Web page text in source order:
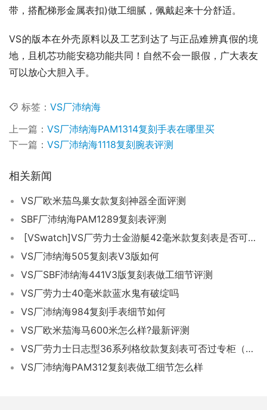
带，搭配梯形金属表扣)做工细腻，佩戴起来十分舒适。
VS的版本在外壳原料以及工艺到达了与正品难辨真假的境
地，且机芯功能安稳功能共同！自然不会一眼假，广大表友
可以放心大胆入手。
标签： VS厂沛纳海
上一篇： VS厂沛纳海PAM1314复刻手表在哪里买
下一篇： VS厂沛纳海1118复刻腕表评测
相关新闻
VS厂欧米茄鸟巢女款复刻神器全面评测
SBF厂沛纳海PAM1289复刻表评测
[VSwatch]VS厂劳力士金游艇42毫米款复刻表是否可以过专柜
VS厂沛纳海505复刻表V3版如何
VS厂SBF沛纳海441V3版复刻表做工细节评测
VS厂劳力士40毫米款蓝水鬼有破绽吗
VS厂沛纳海984复刻手表细节如何
VS厂欧米茄海马600米怎么样?最新评测
VS厂劳力士日志型36系列格纹款复刻表可否过专柜（VS日志怎么样）
VS厂沛纳海PAM312复刻表做工细节怎么样